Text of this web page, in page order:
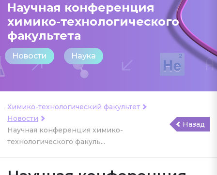
Научная конференция
химико-технологического
факультета
Новости Наука
Химико-технологический факультет
Новости
Научная конференция химико-
технологического факуль...
Назад